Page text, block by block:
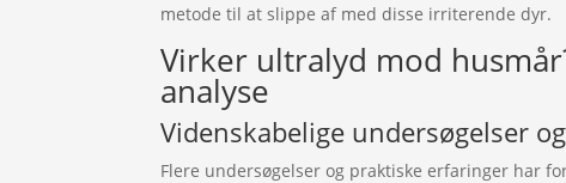
metode til at slippe af med disse irriterende dyr.
Virker ultralyd mod
analyse
Videnskabelige undersøgelser
Flere undersøgelser og praktiske erfaringer har